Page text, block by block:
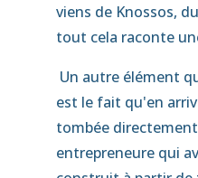
viens de Knossos,
tout cela raconte
Un autre élément
est le fait qu'en
tombée
entrepreneure qui